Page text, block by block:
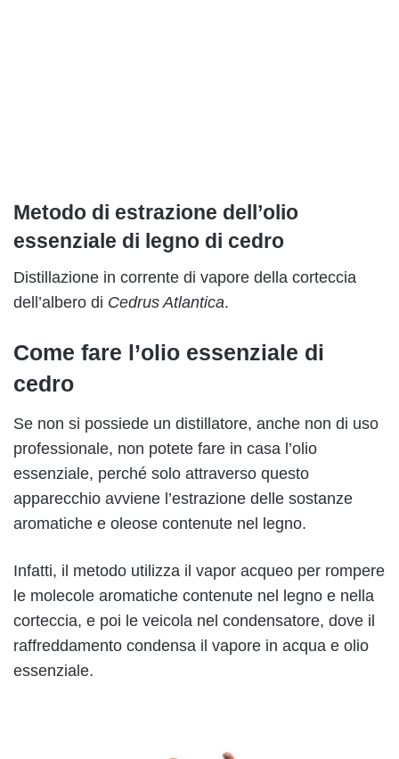
Metodo di estrazione dell’olio
essenziale di legno di cedro
Distillazione in corrente di vapore della corteccia
dell’albero di Cedrus Atlantica.
Come fare l’olio essenziale di
cedro
Se non si possiede un distillatore, anche non di uso
professionale, non potete fare in casa l’olio
essenziale, perché solo attraverso questo
apparecchio avviene l’estrazione delle sostanze
aromatiche e oleose contenute nel legno.
Infatti, il metodo utilizza il vapor acqueo per rompere
le molecole aromatiche contenute nel legno e nella
corteccia, e poi le veicola nel condensatore, dove il
raffreddamento condensa il vapore in acqua e olio
essenziale.